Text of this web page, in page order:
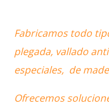
Fabricamos todo
plegada, vallado
especiales, de
Ofrecemos